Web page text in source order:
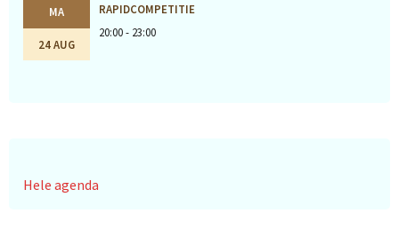
MA
24 AUG
RAPIDCOMPETITIE
20:00 - 23:00
Hele agenda